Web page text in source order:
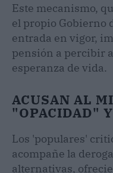
Este mecanismo,
el propio Gobierno
entrada en vigor,
pensión a percibir
esperanza de vida.
ACUSAN AL
"OPACIDAD"
Los 'populares'
acompañe la
alternativas,